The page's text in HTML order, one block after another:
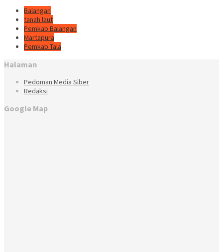
Balangan
tanah laut
Pemkab Balangan
Martapura
Pemkab Tala
Halaman
Pedoman Media Siber
Redaksi
Google Map